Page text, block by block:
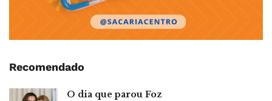
Recomendado
O dia que parou Foz